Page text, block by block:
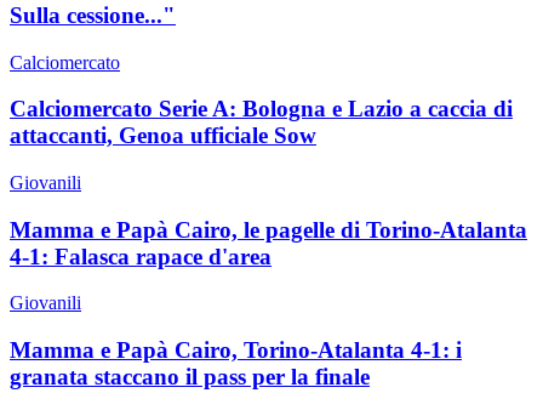
Sulla cessione..."
Calciomercato
Calciomercato Serie A: Bologna e Lazio a caccia di
attaccanti, Genoa ufficiale Sow
Giovanili
Mamma e Papà Cairo, le pagelle di Torino-Atalanta
4-1: Falasca rapace d'area
Giovanili
Mamma e Papà Cairo, Torino-Atalanta 4-1: i
granata staccano il pass per la finale